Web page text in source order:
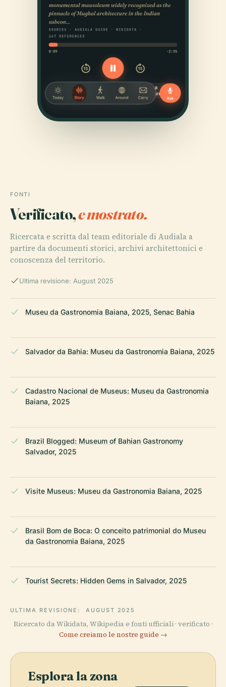
FONTI
Verificato,e mostrato.
Ricercata e scritta dal team editoriale di Audiala a
partire da documenti storici, archivi architettonici e
conoscenza del territorio.
Ultima revisione: August 2025
Museu da Gastronomia Baiana, 2025, Senac Bahia
Salvador da Bahia: Museu da Gastronomia Baiana, 2025
Cadastro Nacional de Museus: Museu da Gastronomia
Baiana, 2025
Brazil Blogged: Museum of Bahian Gastronomy
Salvador, 2025
Visite Museus: Museu da Gastronomia Baiana, 2025
Brasil Bom de Boca: O conceito patrimonial do Museu
da Gastronomia Baiana, 2025
Tourist Secrets: Hidden Gems in Salvador, 2025
ULTIMA REVISIONE: AUGUST 2025
Ricercato da Wikidata, Wikipedia e fonti ufficiali · verificato ·
Come creiamo le nostre guide →
Esplora la zona